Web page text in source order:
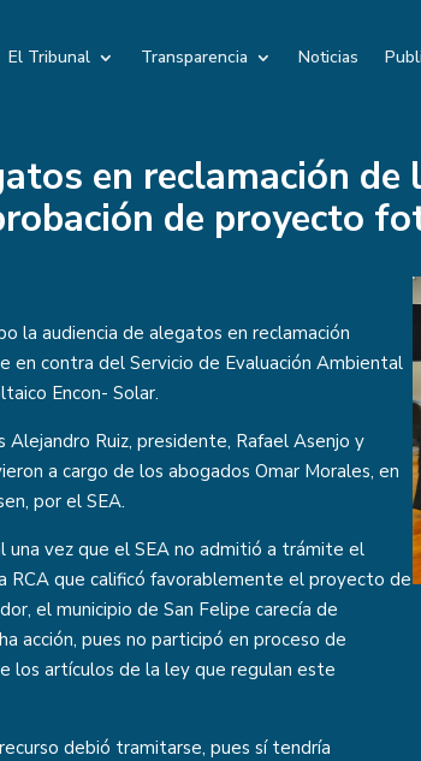
El Tribunal Transparencia Noticias
en reclamación de
de proyecto
la audiencia de alegatos en reclamación
en contra del Servicio de Evaluación Ambiental
Encon- Solar.
Ruiz, presidente, Rafael Asenjo y
a cargo de los abogados Omar Morales, en
por el SEA.
una vez que el SEA no admitió a trámite el
que calificó favorablemente el proyecto de
el municipio de San Felipe carecía de
acción, pues no participó en proceso de
los artículos de la ley que regulan este
debió tramitarse, pues sí tendría